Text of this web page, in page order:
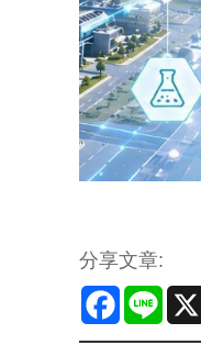
分享文章:
Facebook
Line